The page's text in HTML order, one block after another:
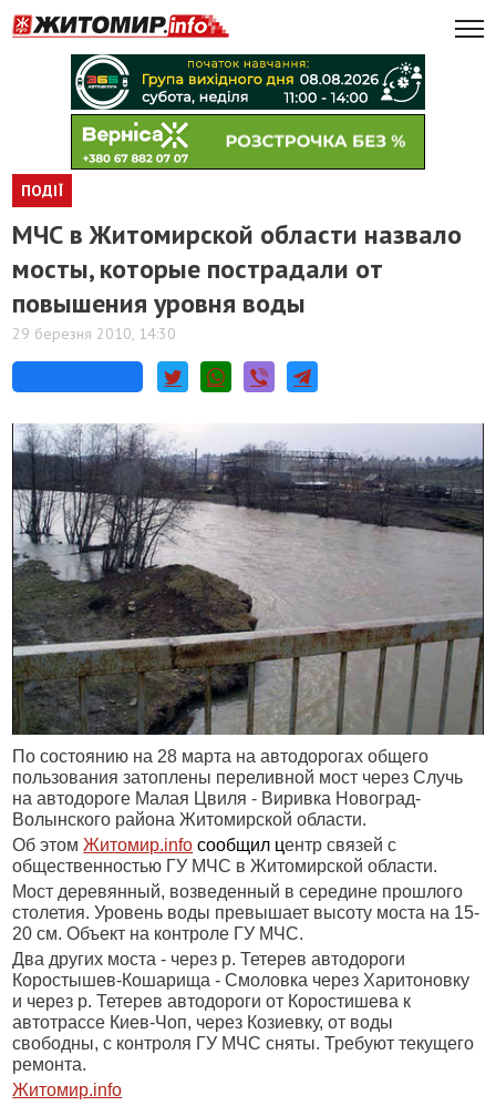
ПОДІЇ
МЧС в Житомирской области назвало
мосты, которые пострадали от
повышения уровня воды
29 березня 2010, 14:30
По состоянию на 28 марта на автодорогах общего
пользования затоплены переливной мост через Случь
на автодороге Малая Цвиля - Виривка Новоград-
Волынского района Житомирской области.
Об этомЖитомир.info сообщил центр связей с
общественностью ГУ МЧС в Житомирской области.
Мост деревянный, возведенный в середине прошлого
столетия. Уровень воды превышает высоту моста на 15-
20 см. Объект на контроле ГУ МЧС.
Два других моста - через р. Тетерев автодороги
Коростышев-Кошарища - Смоловка через Харитоновку
и через р. Тетерев автодороги от Коростишева к
автотрассе Киев-Чоп, через Козиевку, от воды
свободны, с контроля ГУ МЧС сняты. Требуют текущего
ремонта.
Житомир.info